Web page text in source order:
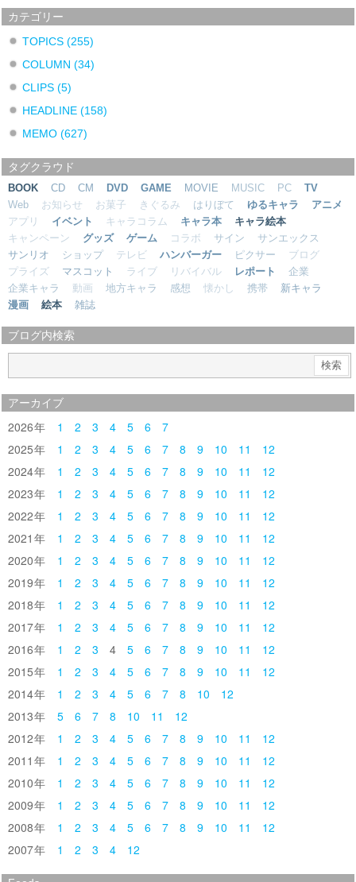
カテゴリー
TOPICS(255)
COLUMN(34)
CLIPS(5)
HEADLINE(158)
MEMO(627)
タグクラウド
BOOK CD CM DVD GAME MOVIE MUSIC PC
TV
Web
お知らせ お菓子 きぐるみ はりぼて ゆるキャラ
アニメ
アプリ
イベント キャラコラム キャラ本
キャラ絵本
キャンペーン
グッズ ゲーム コラボ サイン
サンエックス
サンリオ
ショップ テレビ ハンバーガー ピクサー
ブログ
プライズ
マスコット ライブ リバイバル レポート
企業
企業キャラ
動画 地方キャラ 感想 懐かし 携帯
新キャラ
漫画
絵本 雑誌
ブログ内検索
アーカイブ
2026 1 2 3 4 5 6
7
2025
1 2 3 4 5 6 7 8 9 10 11
12
2024
1 2 3 4 5 6 7 8 9 10 11
12
2023
1 2 3 4 5 6 7 8 9 10 11
12
2022
1 2 3 4 5 6 7 8 9 10 11
12
2021
1 2 3 4 5 6 7 8 9 10 11
12
2020
1 2 3 4 5 6 7 8 9 10 11
12
2019
1 2 3 4 5 6 7 8 9 10 11
12
2018
1 2 3 4 5 6 7 8 9 10 11
12
2017
1 2 3 4 5 6 7 8 9 10 11
12
2016
1 2 3 4 5 6 7 8 9 10 11
12
2015
1 2 3 4 5 6 7 8 9 10 11
12
2014
1 2 3 4 5 6 7 8 10
12
2013
5 6 7 8 10 11
12
2012
1 2 3 4 5 6 7 8 9 10 11
12
2011
1 2 3 4 5 6 7 8 9 10 11
12
2010
1 2 3 4 5 6 7 8 9 10 11
12
2009
1 2 3 4 5 6 7 8 9 10 11
12
2008
1 2 3 4 5 6 7 8 9 10 11
12
2007
1 2 3 4 12